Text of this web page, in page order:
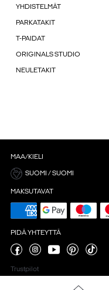
YHDISTELMÄT
PARKATAKIT
T-PAIDAT
ORIGINALS STUDIO
NEULETAKIT
MAA/KIELI
SUOMI / SUOMI
MAKSUTAVAT
PIDÄ YHTEYTTÄ
Trustpilot